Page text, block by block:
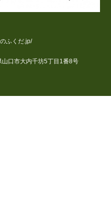
ふくだ.jp/
山口市大内千坊5丁目1番8号